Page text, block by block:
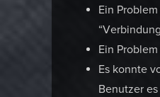
Ein
Ein
Es konnte
Benutzer